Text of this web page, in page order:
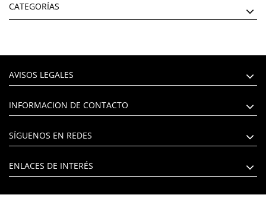
CATEGORÍAS
AVISOS LEGALES
INFORMACION DE CONTACTO
SÍGUENOS EN REDES
ENLACES DE INTERÉS